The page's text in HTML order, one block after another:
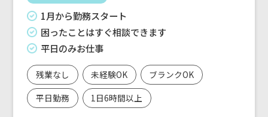
1月から勤務スタート
困ったことはすぐ相談できます
平日のみお仕事
残業なし 未経験OK
ブランクOK
平日勤務
1日6時間以上